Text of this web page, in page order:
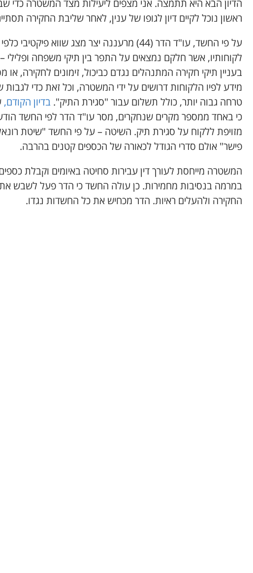
הדיון הבא היא תתמצה.אני מצפים ליעילות מצד המשטרה כדי
ראשון נוכל לקיים דיון לגופו של ענין, לאחר שליבת החקירה
על פי החשד, עו"ד הדר (44) מרעננה יצר מצג שווא פיקטיבי כלפי
לקוחותיו, אשר חלקם נמצאים על התפר בין תיקי משפחה ופלילי –
בעניין תיקי חקירה המתנהלים נגדם כביכול, זימונים לחקירה, או
מידע לפיו הלקוחות דרושים על ידי המשטרה, וכל זאת כדי לגבות
טרחה גבוה יותר, כולל תשלום עבור "סגירת התיק".בדיון הקודם,
כי באחד ממספר מקרים שנחקרים, מסר עו"ד הדר לפי החשד
מזויפת ללקוח על סגירת תיק. השיטה – על פי החשד "שיטת
פישר" אולם סדרי הגודל לכאורה של הכספים קטנים בהרבה.
המשטרה מייחסת לעורך דין עבירות סחיטה באיומים וקבלת
במרמה בנסיבות מחמירות. כן עולה החשד כי הדר פעל לשבש
החקירה ולהעלים ראיות. הדר מכחיש את כל החשדות נגדו.